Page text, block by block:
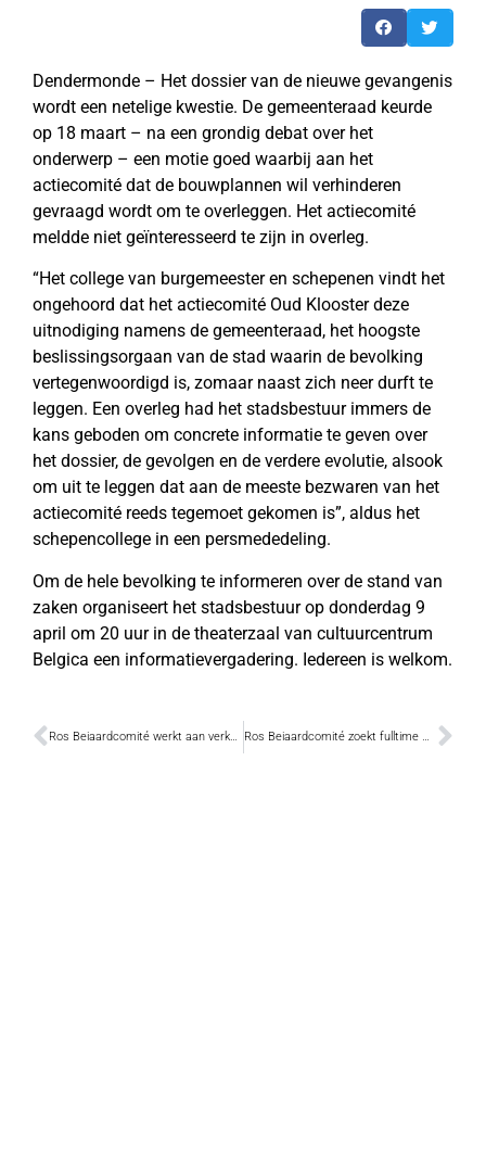
Dendermonde – Het dossier van de nieuwe gevangenis
wordt een netelige kwestie. De gemeenteraad keurde
op 18 maart – na een grondig debat over het
onderwerp – een motie goed waarbij aan het
actiecomité dat de bouwplannen wil verhinderen
gevraagd wordt om te overleggen. Het actiecomité
meldde niet geïnteresseerd te zijn in overleg.
“Het college van burgemeester en schepenen vindt het
ongehoord dat het actiecomité Oud Klooster deze
uitnodiging namens de gemeenteraad, het hoogste
beslissingsorgaan van de stad waarin de bevolking
vertegenwoordigd is, zomaar naast zich neer durft te
leggen. Een overleg had het stadsbestuur immers de
kans geboden om concrete informatie te geven over
het dossier, de gevolgen en de verdere evolutie, alsook
om uit te leggen dat aan de meeste bezwaren van het
actiecomité reeds tegemoet gekomen is”, aldus het
schepencollege in een persmededeling.
Om de hele bevolking te informeren over de stand van
zaken organiseert het stadsbestuur op donderdag 9
april om 20 uur in de theaterzaal van cultuurcentrum
Belgica een informatievergadering. Iedereen is welkom.
Ros Beiaardcomité werkt aan verkorte Katuit Ros Beiaardcomité zoekt fulltime medewerker